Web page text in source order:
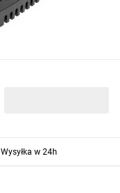
Wysyłka w 24h